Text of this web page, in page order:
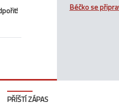
Béčko se
PŘÍŠTÍ ZÁPAS